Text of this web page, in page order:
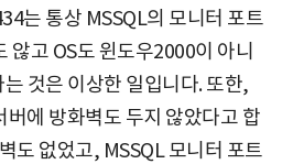
는 통상 MSSQL의 모니터 포트
않고 OS도 윈도우2000이 아니
것은 이상한 일입니다. 또한,
에 방화벽도 두지 않았다고 합
도 없었고, MSSQL 모니터 포트